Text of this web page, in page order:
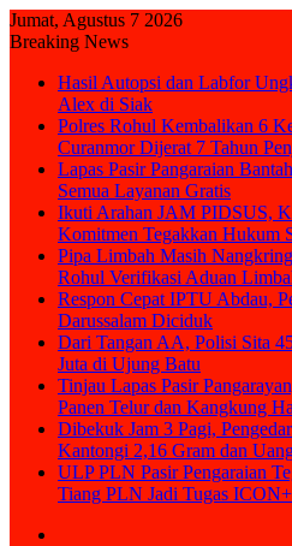
Jumat, Agustus 7 2026
Breaking News
Hasil Autopsi dan Labfor
Alex di Siak
Polres Rohul Kembalikan 6
Curanmor Dijerat 7 Tahun
Lapas Pasir Pangaraian
Semua Layanan Gratis
Ikuti Arahan JAM PIDSUS,
Komitmen Tegakkan Hukum
Pipa Limbah Masih
Rohul Verifikasi Aduan
Respon Cepat IPTU Abdau,
Darussalam Diciduk
Dari Tangan AA, Polisi Sita
Juta di Ujung Batu
Tinjau Lapas Pasir
Panen Telur dan Kangkung
Dibekuk Jam 3 Pagi,
Kantongi 2,16 Gram dan
ULP PLN Pasir Pengaraian
Tiang PLN Jadi Tugas ICON+